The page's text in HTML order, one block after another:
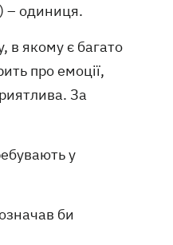
– одиниця.
в якому є багато
про емоції,
За
у
би